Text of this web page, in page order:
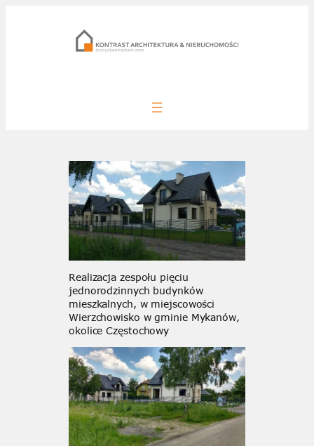
Realizacja zespołu pięciu
jednorodzinnych budynków
mieszkalnych, w miejscowości
Wierzchowisko w gminie Mykanów,
okolice Częstochowy